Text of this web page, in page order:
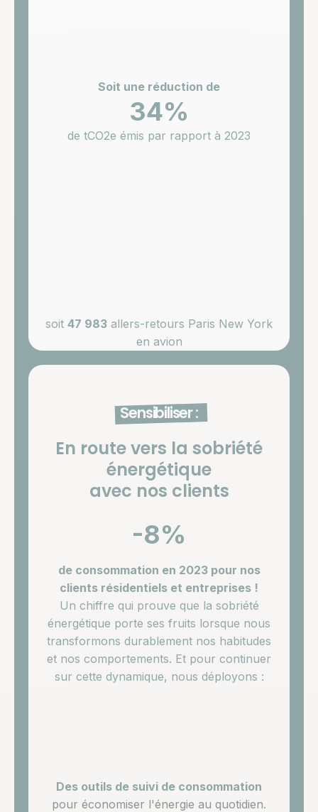
Soit une réduction de
34%
de tCO2e émis par rapport à 2023
soit 47 983 allers-retours Paris New York
en avion
Sensibiliser :
En route vers la sobriété
énergétique
avec nos clients
-8%
de consommation en 2023 pour nos
clients résidentiels et entreprises !
Un chiffre qui prouve que la sobriété
énergétique porte ses fruits lorsque nous
transformons durablement nos habitudes
et nos comportements. Et pour continuer
sur cette dynamique, nous déployons :
Des outils de suivi de consommation
pour économiser l'énergie au quotidien.